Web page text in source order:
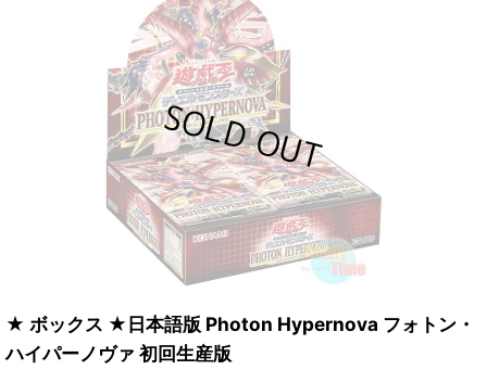
★ ボックス ★日本語版 Photon Hypernova フォトン・
ハイパーノヴァ 初回生産版